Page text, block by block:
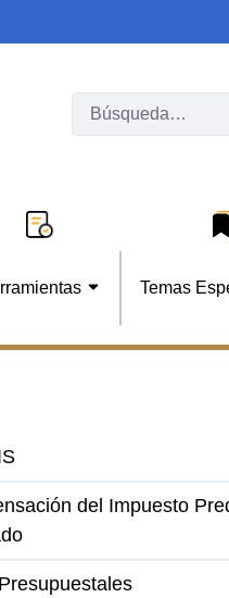
Temas
del Impuesto